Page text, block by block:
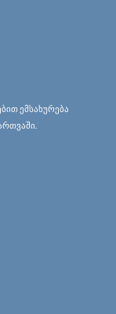
ემსახურება